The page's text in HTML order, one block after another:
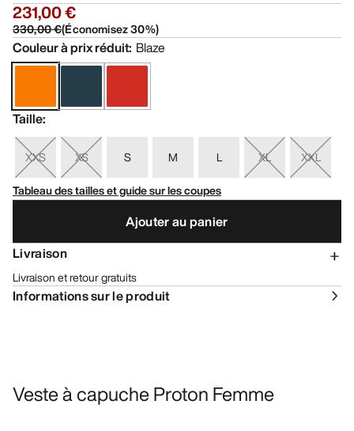
231,00 €
330,00 €(Économisez30%)
Couleur à prix réduit: Blaze
Taille:
XXS XS S M L XL
XXL
Tableau des tailles et guide sur les coupes
Ajouter au panier
Livraison
Livraison et retour gratuits
Informations sur le produit
Veste à capuche Proton Femme